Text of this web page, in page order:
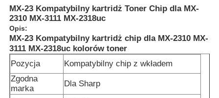
MX-23 Kompatybilny kartridż Toner Chip dla MX-
2310 MX-3111 MX-2318uc
Opis:
MX-23 Kompatybilny kartridż chip dla MX-2310 MX-
3111 MX-2318uc kolorów toner
Pozycja
Kompatybilny chip z wkładem
Zgodna
marka
Dla Sharp